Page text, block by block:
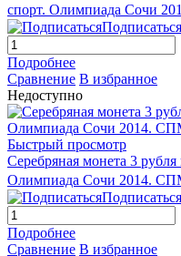
спорт. Олимпиада Сочи
Подписаться
Подробнее
Сравнение В избранное
Недоступно
Быстрый просмотр
Серебряная монета 3
Олимпиада Сочи 2014.
Подписаться
Подробнее
Сравнение В избранное